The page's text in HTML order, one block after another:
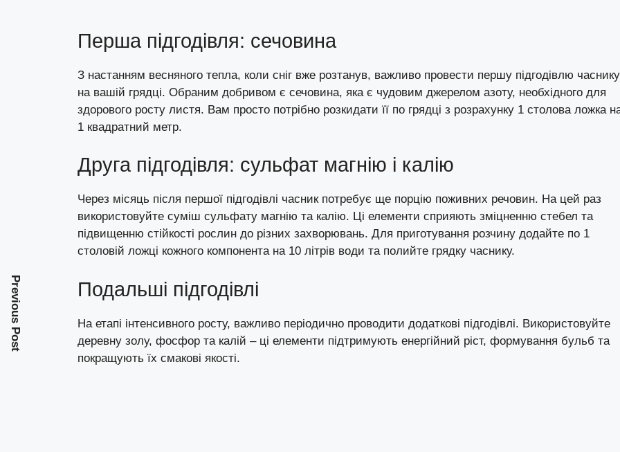
Перша підгодівля: сечовина
З настанням весняного тепла, коли сніг вже розтанув, важливо провести першу підгодівлю часнику
на вашій грядці. Обраним добривом є сечовина, яка є чудовим джерелом азоту, необхідного для
здорового росту листя. Вам просто потрібно розкидати її по грядці з розрахунку 1 столова ложка
1 квадратний метр.
Друга підгодівля: сульфат магнію і калію
Через місяць після першої підгодівлі часник потребує ще порцію поживних речовин. На цей раз
використовуйте суміш сульфату магнію та калію. Ці елементи сприяють зміцненню стебел та
підвищенню стійкості рослин до різних захворювань. Для приготування розчину додайте по 1
столовій ложці кожного компонента на 10 літрів води та полийте грядку часнику.
Подальші підгодівлі
На етапі інтенсивного росту, важливо періодично проводити додаткові підгодівлі. Використовуйте
деревну золу, фосфор та калій – ці елементи підтримують енергійний ріст, формування бульб та
покращують їх смакові якості.
Previous Post